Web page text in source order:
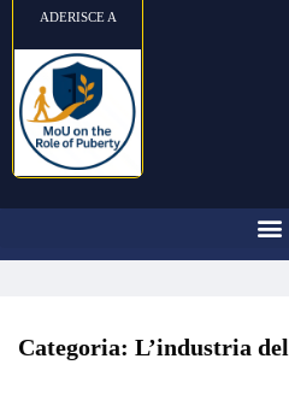
ADERISCE A
Categoria: L’industria